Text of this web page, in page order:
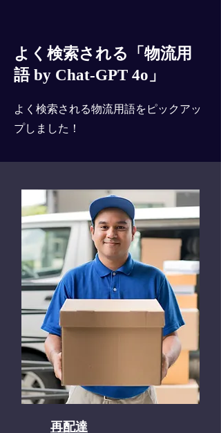
よく検索される「物流用
語 by Chat-GPT 4o」
よく検索される物流用語をピックアッ
プしました！
再配達